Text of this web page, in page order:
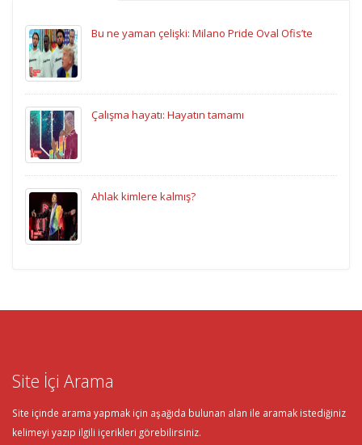
Bu ne yaman çelişki: Milano Pride Oval Ofis’te
Çalışma hayatı: Hayatın tamamı
Ahlak kimlere kalmış?
Site İçi Arama
Site içinde arama yapmak için aşağıda bulunan alan ile aramak istediğiniz
kelimeyi yazıp ilgili içerikleri görebilirsiniz.